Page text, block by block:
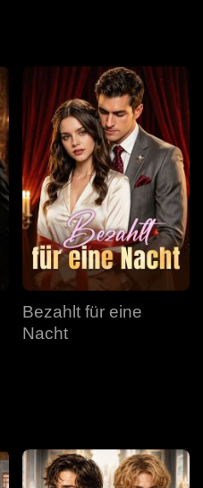
Bezahlt für eine
Nacht